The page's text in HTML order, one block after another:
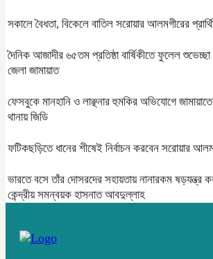
সকালে বৈধতা, বিকেলে বাতিল সরোয়ার আলমগীরের
দৈনিক আজাদীর ৬৫তম প্রতিষ্ঠা বার্ষিকীতে ফুলেল
জেলা জামায়াত
ফেসবুকে মানহানি ও লাঞ্ছনার হুমকির অভিযোগে
থানায় জিডি
ফটিকছড়িতে ধানের শীষেই নির্বাচন করবেন সরোয়ার
ভারতে বসে তাঁর দোসরদের সহায়তায় নানারকম ষড়যন্ত্র
কেন্দ্রীয় সমন্বয়ক হাসনাত আবদুল্লাহ